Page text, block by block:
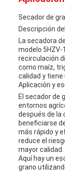
Secador de
Descripción
La secadora
modelo
recirculación
como maíz,
calidad y tiene
Aplicación y
El secador de
entornos
después de la
beneficiarse
más rápido y
reduce el
mayor calidad.
Aquí hay un
grano